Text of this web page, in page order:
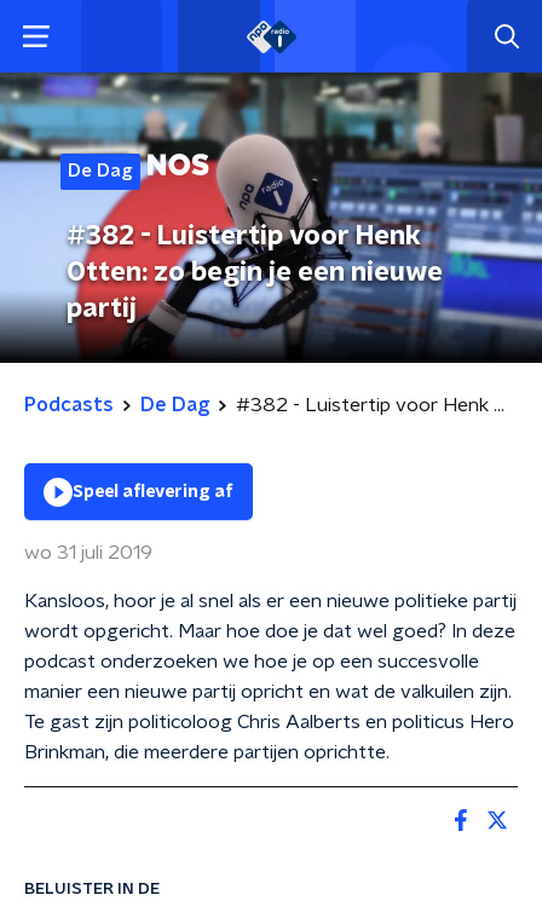
De Dag
#382 - Luistertip voor Henk
Otten: zo begin je een nieuwe
partij
Podcasts De Dag #382 - Luistertip voor Henk Otten: zo begin je een nieuwe partij
BELUISTER IN DE
Speel aflevering af
wo 31 juli 2019
Kansloos, hoor je al snel als er een nieuwe politieke partij
wordt opgericht. Maar hoe doe je dat wel goed? In deze
podcast onderzoeken we hoe je op een succesvolle
manier een nieuwe partij opricht en wat de valkuilen zijn.
Te gast zijn politicoloog Chris Aalberts en politicus Hero
Brinkman, die meerdere partijen oprichtte.